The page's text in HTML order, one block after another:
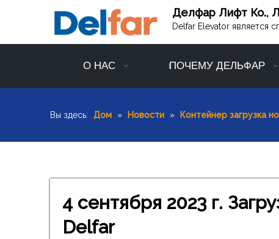
Делфар Лифт Ко.,
Delfar Elevator является
О НАС ПОЧЕМУ ДЕЛЬФАР
Вы здесь: Дом » Новости » Контейнер загрузка
4 сентября 2023 г.
Delfar